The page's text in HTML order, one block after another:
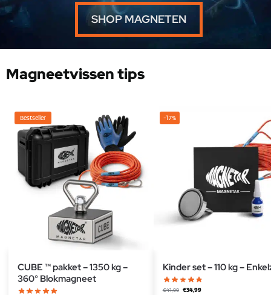
SHOP MAGNETEN
Magneetvissen tips
Bestseller
CUBE ™ pakket – 1350 kg –
360° Blokmagneet
-17%
Kinder set – 110 kg –
€41,99 €34,99